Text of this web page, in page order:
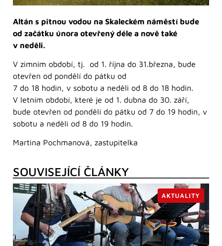
Altán s pitnou vodou na Skaleckém náměstí bude
od začátku února otevřený déle a nově také
v neděli.
V zimním období, tj. od 1. října do 31.března, bude
otevřen od pondělí do pátku od
7 do 18 hodin, v sobotu a neděli od 8 do 18 hodin.
V letním období, které je od 1. dubna do 30. září,
bude otevřen od pondělí do pátku od 7 do 19 hodin, v
sobotu a neděli od 8 do 19 hodin.
Martina Pochmanová, zastupitelka
SOUVISEJÍCÍ ČLÁNKY
AKTUALITY